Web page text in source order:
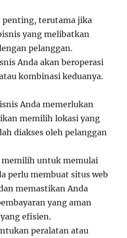
penting, terutama jika
yang melibatkan
pelanggan.
Anda akan beroperasi
kombinasi keduanya.
Anda memerlukan
memilih lokasi yang
diakses oleh pelanggan
memilih untuk memulai
perlu membuat situs web
memastikan Anda
yang aman
efisien.
peralatan atau